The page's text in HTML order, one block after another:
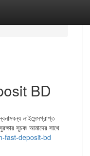
BD
লাইসেন্সপ্রাপ্ত
সূচক৷ আমাদের সাথে
fast-deposit-bd